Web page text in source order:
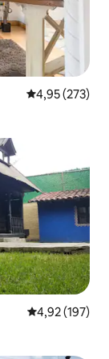
4,95 de uma
4,95 (273)
4,92 de uma
4,92 (197)